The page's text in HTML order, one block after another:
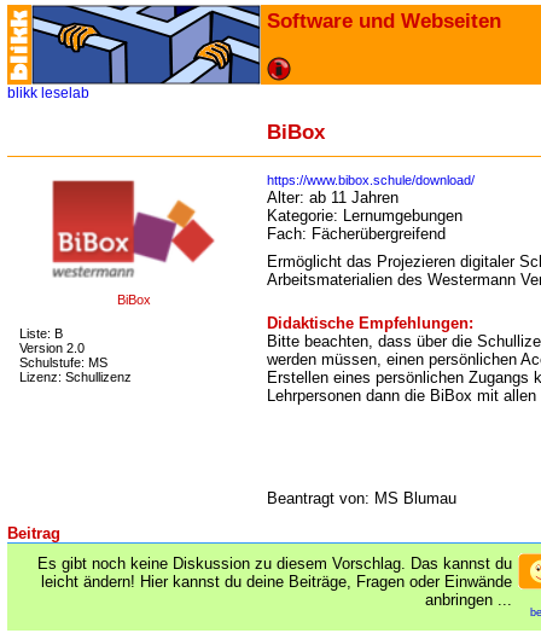
Software und Webseiten
blikk leselab
BiBox
BiBox
Liste: B
Version 2.0
Schulstufe: MS
Lizenz: Schullizenz
https://www.bibox.schule/download/
Alter: ab 11 Jahren
Kategorie: Lernumgebungen
Fach: Fächerübergreifend
Ermöglicht das Projezieren digitaler
Arbeitsmaterialien des Westermann
Didaktische Empfehlungen:
Bitte beachten, dass über die
werden müssen, einen persönlichen
Erstellen eines persönlichen Zugangs
Lehrpersonen dann die BiBox mit
Beantragt von: MS Blumau
Beitrag
Es gibt noch keine Diskussion zu diesem Vorschlag. Das kannst du
leicht ändern! Hier kannst du deine Beiträge, Fragen oder Einwände
anbringen ...